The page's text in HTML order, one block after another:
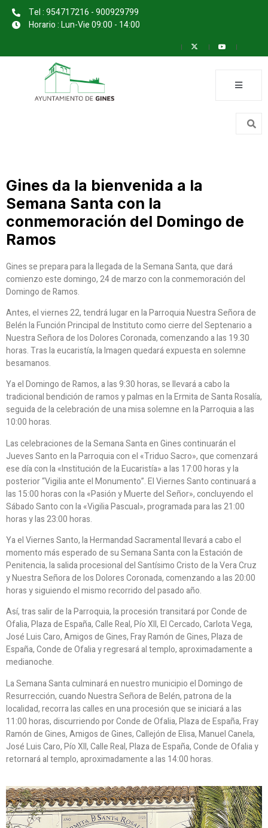
Tel : 954717216 - 900929799
Horario : Lun-Vie 09:00 - 14:00
Gines da la bienvenida a la
Semana Santa con la
conmemoración del Domingo de
Ramos
Gines se prepara para la llegada de la Semana Santa, que dará
comienzo este domingo, 24 de marzo con la conmemoración del
Domingo de Ramos.
Antes, el viernes 22, tendrá lugar en la Parroquia Nuestra Señora de
Belén la Función Principal de Instituto como cierre del Septenario a
Nuestra Señora de los Dolores Coronada, comenzando a las 19.30
horas. Tras la eucaristía, la Imagen quedará expuesta en solemne
besamanos.
Ya el Domingo de Ramos, a las 9:30 horas, se llevará a cabo la
tradicional bendición de ramos y palmas en la Ermita de Santa Rosalía,
seguida de la celebración de una misa solemne en la Parroquia a las
10:00 horas.
Las celebraciones de la Semana Santa en Gines continuarán el
Jueves Santo en la Parroquia con el «Triduo Sacro», que comenzará
ese día con la «Institución de la Eucaristía» a las 17:00 horas y la
posterior “Vigilia ante el Monumento”. El Viernes Santo continuará a
las 15:00 horas con la «Pasión y Muerte del Señor», concluyendo el
Sábado Santo con la «Vigilia Pascual», programada para las 21:00
horas y las 23:00 horas.
Ya el Viernes Santo, la Hermandad Sacramental llevará a cabo el
momento más esperado de su Semana Santa con la Estación de
Penitencia, la salida procesional del Santísimo Cristo de la Vera Cruz
y Nuestra Señora de los Dolores Coronada, comenzando a las 20:00
horas y siguiendo el mismo recorrido del pasado año.
Así, tras salir de la Parroquia, la procesión transitará por Conde de
Ofalia, Plaza de España, Calle Real, Pío XII, El Cercado, Carlota Vega,
José Luis Caro, Amigos de Gines, Fray Ramón de Gines, Plaza de
España, Conde de Ofalia y regresará al templo, aproximadamente a
medianoche.
La Semana Santa culminará en nuestro municipio el Domingo de
Resurrección, cuando Nuestra Señora de Belén, patrona de la
localidad, recorra las calles en una procesión que se iniciará a las
11:00 horas, discurriendo por Conde de Ofalia, Plaza de España, Fray
Ramón de Gines, Amigos de Gines, Callejón de Elisa, Manuel Canela,
José Luis Caro, Pío XII, Calle Real, Plaza de España, Conde de Ofalia y
retornará al templo, aproximadamente a las 14:00 horas.